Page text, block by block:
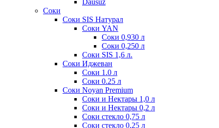
Dausuz
Соки
Соки SIS Натурал
Соки YAN
Соки 0,930 л
Соки 0,250 л
Соки SIS 1,6 л.
Соки Иджеван
Соки 1.0 л
Соки 0.25 л
Соки Noyan Premium
Соки и Нектары 1,0 л
Соки и Нектары 0,2 л
Соки стекло 0,75 л
Соки стекло 0,25 л